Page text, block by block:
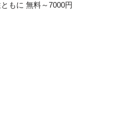
ともに 無料～7000円